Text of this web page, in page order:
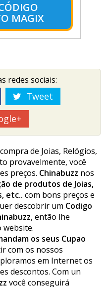
MAGIX
redes sociais:
Tweet
de Joias, Relógios,
provavelmente, você
preços. Chinabuzz nos
de produtos de Joias,
etc.. com bons preços e
descobrir um Codigo
, então lhe
website.
os seus Cupao
com os nossos
em Internet os
descontos. Com un
você conseguirá